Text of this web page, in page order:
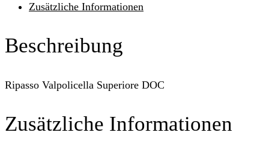
Zusätzliche Informationen
Beschreibung
Ripasso Valpolicella Superiore DOC
Zusätzliche Informationen